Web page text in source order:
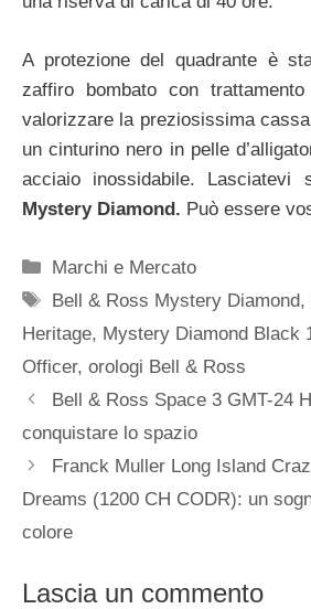
A protezione del quadrante è
zaffiro bombato con
valorizzare la preziosissima
un cinturino nero in pelle
acciaio inossidabile. Lasciatevi
Mystery Diamond. Può essere
Categorie
Marchi e Mercato
Tag
Bell & Ross Mystery Diamond,
Heritage, Mystery Diamond Black
Officer, orologi Bell & Ross
Navigazione
articolo
Bell & Ross Space 3 GMT-24
conquistare lo spazio
Franck Muller Long Island
Dreams (1200 CH CODR): un
colore
Lascia un commento